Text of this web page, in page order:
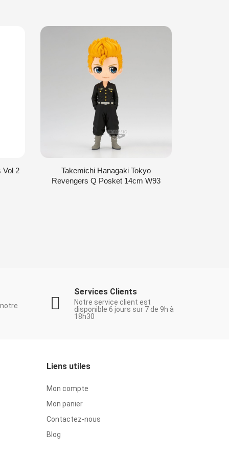
Vol 2
Takemichi Hanagaki Tokyo
Revengers Q Posket 14cm W93
Services Clients
Notre service client est
disponible 6 jours sur 7 de 9h à
18h30
Liens utiles
Mon compte
Mon panier
Contactez-nous
Blog